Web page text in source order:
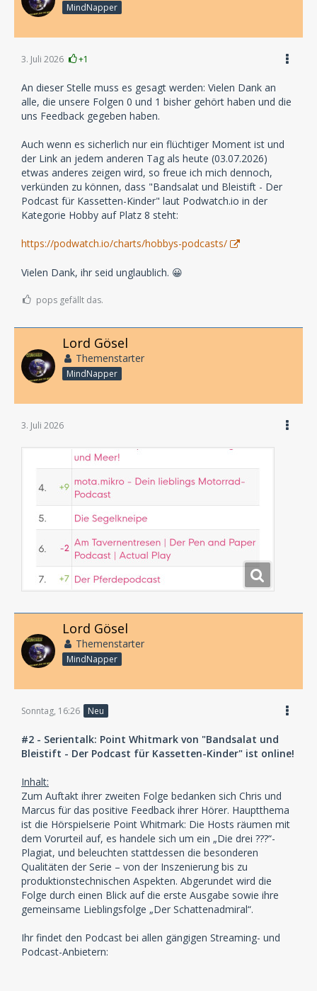
MindNapper
3. Juli 2026 +1
An dieser Stelle muss es gesagt werden: Vielen Dank an
alle, die unsere Folgen 0 und 1 bisher gehört haben und die
uns Feedback gegeben haben.
Auch wenn es sicherlich nur ein flüchtiger Moment ist und
der Link an jedem anderen Tag als heute (03.07.2026)
etwas anderes zeigen wird, so freue ich mich dennoch,
verkünden zu können, dass "Bandsalat und Bleistift - Der
Podcast für Kassetten-Kinder" laut Podwatch.io in der
Kategorie Hobby auf Platz 8 steht:
https://podwatch.io/charts/hobbys-podcasts/
Vielen Dank, ihr seid unglaublich. 😀
pops gefällt das.
Lord Gösel
Themenstarter
MindNapper
3. Juli 2026
Lord Gösel
Themenstarter
MindNapper
Sonntag, 16:26 Neu
#2 - Serientalk: Point Whitmark von "Bandsalat und
Bleistift - Der Podcast für Kassetten-Kinder" ist online!
Inhalt:
Zum Auftakt ihrer zweiten Folge bedanken sich Chris und
Marcus für das positive Feedback ihrer Hörer. Hauptthema
ist die Hörspielserie Point Whitmark: Die Hosts räumen mit
dem Vorurteil auf, es handele sich um ein „Die drei ???“-
Plagiat, und beleuchten stattdessen die besonderen
Qualitäten der Serie – von der Inszenierung bis zu
produktionstechnischen Aspekten. Abgerundet wird die
Folge durch einen Blick auf die erste Ausgabe sowie ihre
gemeinsame Lieblingsfolge „Der Schattenadmiral“.
Ihr findet den Podcast bei allen gängigen Streaming- und
Podcast-Anbietern: